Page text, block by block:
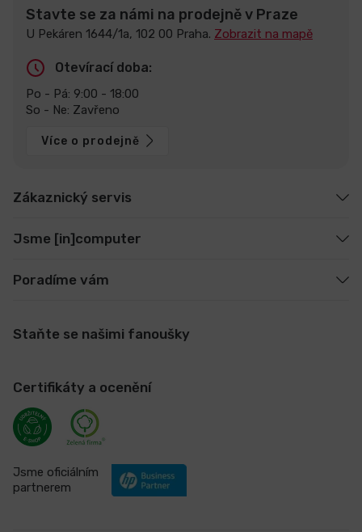
Stavte se za námi na prodejně v Praze
U Pekáren 1644/1a, 102 00 Praha. Zobrazit na mapě
Otevírací doba:
Po - Pá: 9:00 - 18:00
So - Ne: Zavřeno
Více o prodejně
Zákaznický servis
Jsme [in]computer
Poradíme vám
Staňte se našimi fanoušky
Certifikáty a ocenění
Jsme oficiálním
partnerem